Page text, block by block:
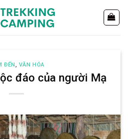
ĐẾN, VĂN HÓA
đáo của người Mạ